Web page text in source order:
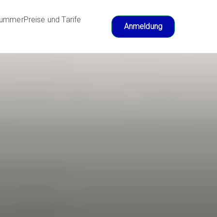
Preise und Tarife
Anmeldung